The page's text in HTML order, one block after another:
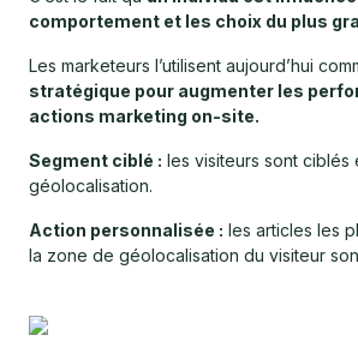
comportement et les choix du plus
Les marketeurs l’utilisent aujourd’hui
stratégique pour augmenter les
actions marketing on-site.
Segment ciblé : les visiteurs sont
géolocalisation.
Action personnalisée : les articles les
la zone de géolocalisation du visiteur